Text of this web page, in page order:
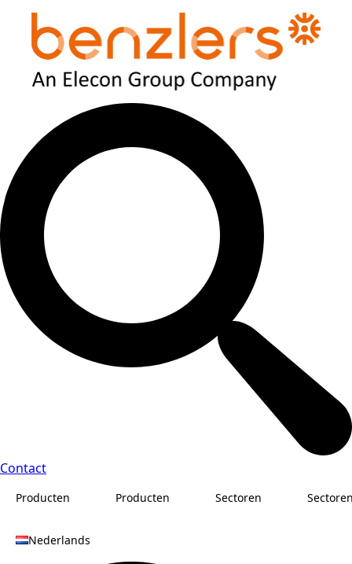
Contact
Producten Producten Sectoren
Nederlands